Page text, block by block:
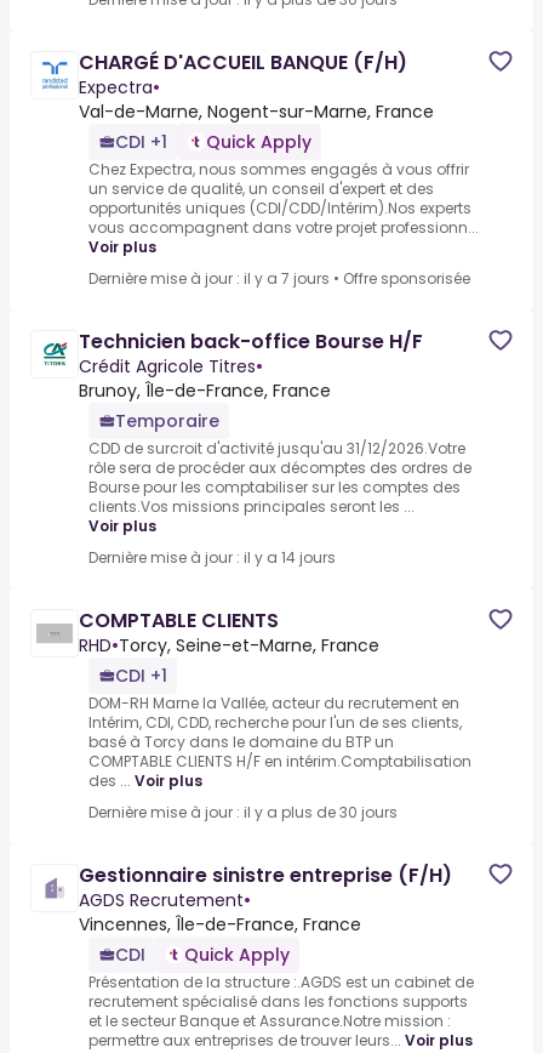
CHARGÉ D'ACCUEIL BANQUE (F/H)
Expectra•
Val-de-Marne, Nogent-sur-Marne, France
CDI +1
Quick Apply
Chez Expectra, nous sommes engagés à vous offrir
un service de qualité, un conseil d'expert et des
opportunités uniques (CDI/CDD/Intérim).Nos experts
vous accompagnent dans votre projet professionn...
Voir plus
Dernière mise à jour : il y a 7 jours • Offre sponsorisée
Technicien back-office Bourse H/F
Crédit Agricole Titres•
Brunoy, Île-de-France, France
Temporaire
CDD de surcroit d'activité jusqu'au 31/12/2026.Votre
rôle sera de procéder aux décomptes des ordres de
Bourse pour les comptabiliser sur les comptes des
clients.Vos missions principales seront les ...
Voir plus
Dernière mise à jour : il y a 14 jours
COMPTABLE CLIENTS
RHD•Torcy, Seine-et-Marne, France
CDI +1
DOM-RH Marne la Vallée, acteur du recrutement en
Intérim, CDI, CDD, recherche pour l'un de ses clients,
basé à Torcy dans le domaine du BTP un
COMPTABLE CLIENTS H/F en intérim.Comptabilisation
des ... Voir plus
Dernière mise à jour : il y a plus de 30 jours
Gestionnaire sinistre entreprise (F/H)
AGDS Recrutement•
Vincennes, Île-de-France, France
CDI
Quick Apply
Présentation de la structure :.AGDS est un cabinet de
recrutement spécialisé dans les fonctions supports
et le secteur Banque et Assurance.Notre mission :
permettre aux entreprises de trouver leurs... Voir plus